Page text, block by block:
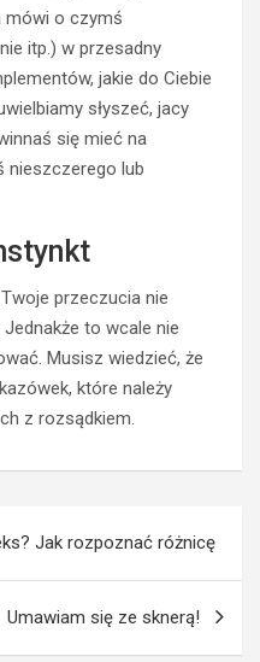
mówi o czymś
itp.) w przesadny
jakie do Ciebie
słyszeć, jacy
się mieć na
nieszczerego lub
przeczucia nie
to wcale nie
Musisz wiedzieć, że
które należy
z rozsądkiem.
Jak rozpoznać różnicę
Umawiam się ze sknerą!